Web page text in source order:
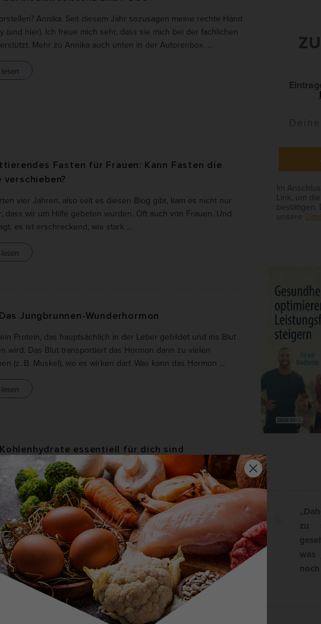
Annika. Seit diesem Jahr sozusagen meine rechte Hand
(und hier). Ich freue mich sehr, dass sie mich bei der fachlichen
Mehr zu Annika auch unten in der Autorenbox. …
Fasten für Frauen: Kann Fasten die
verschieben?
vier Jahren, also seit es diesen Blog gibt, kam es nicht nur
dass wir um Hilfe gebeten wurden. Oft auch von Frauen. Und
es ist erschreckend, wie stark …
Das Jungbrunnen-Wunderhormon
ein Protein, das hauptsächlich in der Leber gebildet und ins Blut
wird. Das Blut transportiert das Hormon dann zu vielen
(z. B. Muskel), wo es wirken darf. Was kann das Hormon …
essentiell für dich sind
Ernährungsthema schlechthin. Über sie wird mittlerweile
nur in Internetforen, Fachbüchern oder Fitnesszeitschriften
Auch in den TV-Magazinen und erschreckenderweise sogar
in meiner Familie wird darüber gesprochen: Die
und Hungerprobleme mit dieser Frucht
Im
Link, um
bestätigen.
unsere
zu
was
akzeptieren Auswahl verwenden
essenzielle Cookies akzeptieren
Statistiken (1)
Cookies erfassen Informationen anonym. Diese Informationen helfen uns zu
sind, können wir unser Angebot besser auf unsere Besucher abstimmen.
Cookie-Informationen anzeigen
(5)
Cookies werden von Drittanbietern oder Publishern verwendet, um personalisierte
Medien (2) Externe
von Videoplattformen und Social-Media-Plattformen werden standardmäßig blockiert.
Cookies von externen Medien akzeptiert werden, bedarf der Zugriff auf diese Inhalte
manuellen Einwilligung mehr.
Impressum